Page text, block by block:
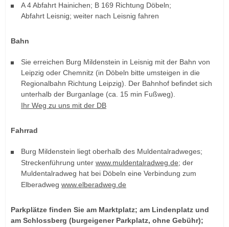
A 4 Abfahrt Hainichen; B 169 Richtung Döbeln;
Abfahrt Leisnig; weiter nach Leisnig fahren
Bahn
Sie erreichen Burg Mildenstein in Leisnig mit der Bahn von
Leipzig oder Chemnitz (in Döbeln bitte umsteigen in die
Regionalbahn Richtung Leipzig). Der Bahnhof befindet sich
unterhalb der Burganlage (ca. 15 min Fußweg).
Ihr Weg zu uns mit der DB
Fahrrad
Burg Mildenstein liegt oberhalb des Muldentalradweges;
Streckenführung unter www.muldentalradweg.de; der
Muldentalradweg hat bei Döbeln eine Verbindung zum
Elberadweg www.elberadweg.de
Parkplätze finden Sie am Marktplatz; am Lindenplatz und
am Schlossberg (burgeigener Parkplatz, ohne Gebühr);